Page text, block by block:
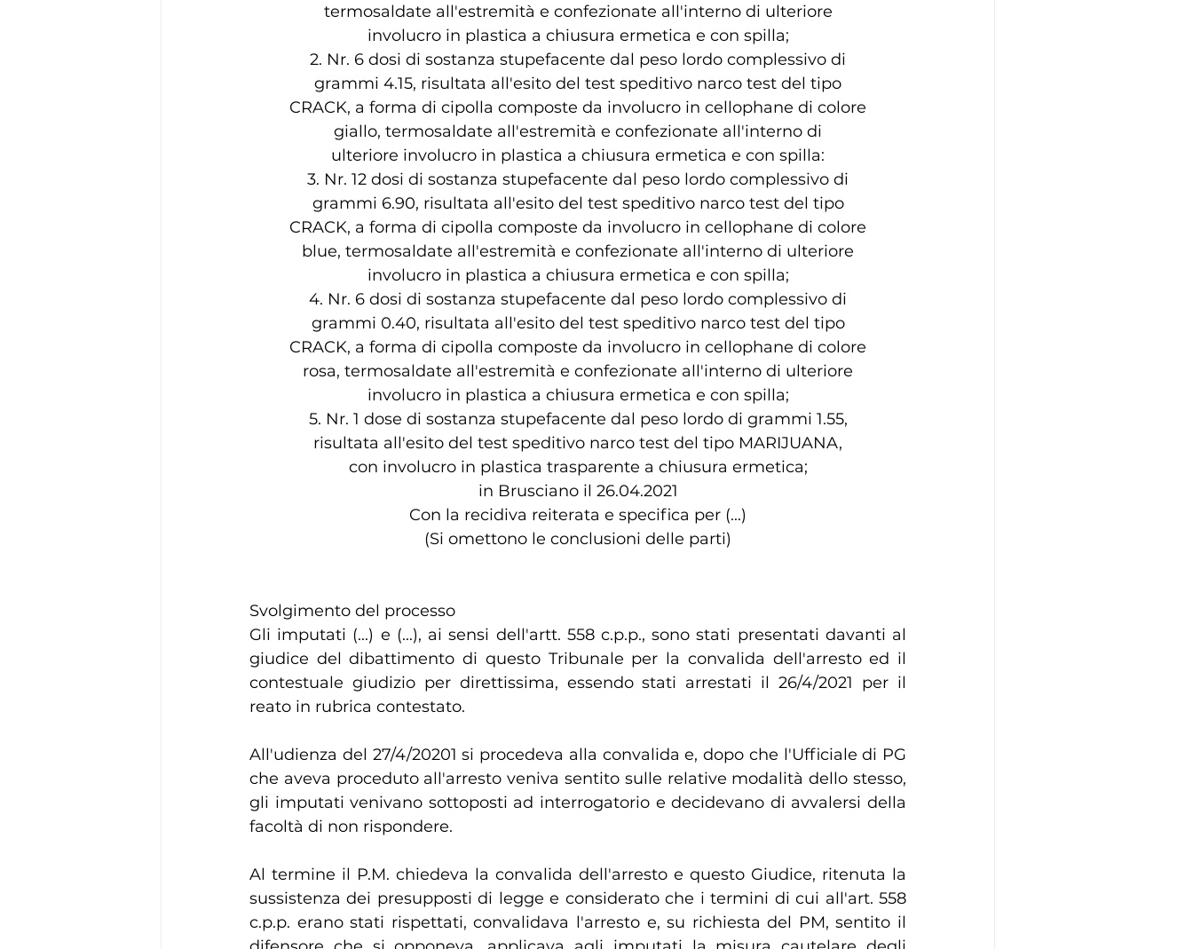
termosaldate all'estremità e confezionate all'interno di ulteriore
involucro in plastica a chiusura ermetica e con spilla;
2. Nr. 6 dosi di sostanza stupefacente dal peso lordo complessivo di
grammi 4.15, risultata all'esito del test speditivo narco test del tipo
CRACK, a forma di cipolla composte da involucro in cellophane di colore
giallo, termosaldate all'estremità e confezionate all'interno di
ulteriore involucro in plastica a chiusura ermetica e con spilla:
3. Nr. 12 dosi di sostanza stupefacente dal peso lordo complessivo di
grammi 6.90, risultata all'esito del test speditivo narco test del tipo
CRACK, a forma di cipolla composte da involucro in cellophane di colore
blue, termosaldate all'estremità e confezionate all'interno di ulteriore
involucro in plastica a chiusura ermetica e con spilla;
4. Nr. 6 dosi di sostanza stupefacente dal peso lordo complessivo di
grammi 0.40, risultata all'esito del test speditivo narco test del tipo
CRACK, a forma di cipolla composte da involucro in cellophane di colore
rosa, termosaldate all'estremità e confezionate all'interno di ulteriore
involucro in plastica a chiusura ermetica e con spilla;
5. Nr. 1 dose di sostanza stupefacente dal peso lordo di grammi 1.55,
risultata all'esito del test speditivo narco test del tipo MARIJUANA,
con involucro in plastica trasparente a chiusura ermetica;
in Brusciano il 26.04.2021
Con la recidiva reiterata e specifica per (...)
(Si omettono le conclusioni delle parti)
Svolgimento del processo
Gli imputati (...) e (...), ai sensi dell'artt. 558 c.p.p., sono stati presentati davanti al
giudice del dibattimento di questo Tribunale per la convalida dell'arresto ed il
contestuale giudizio per direttissima, essendo stati arrestati il 26/4/2021 per il
reato in rubrica contestato.
All'udienza del 27/4/20201 si procedeva alla convalida e, dopo che l'Ufficiale di PG
che aveva proceduto all'arresto veniva sentito sulle relative modalità dello stesso,
gli imputati venivano sottoposti ad interrogatorio e decidevano di avvalersi della
facoltà di non rispondere.
Al termine il P.M. chiedeva la convalida dell'arresto e questo Giudice, ritenuta la
sussistenza dei presupposti di legge e considerato che i termini di cui all'art. 558
c.p.p. erano stati rispettati, convalidava l'arresto e, su richiesta del PM, sentito il